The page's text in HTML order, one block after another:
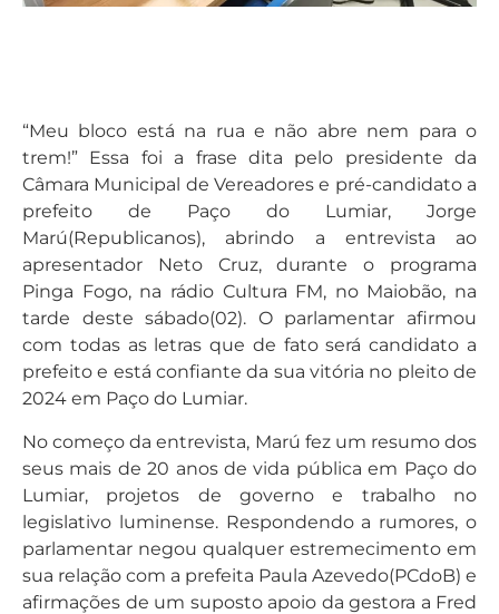
“Meu bloco está na rua e não abre nem para o
trem!” Essa foi a frase dita pelo presidente da
Câmara Municipal de Vereadores e pré-candidato a
prefeito de Paço do Lumiar, Jorge
Marú(Republicanos), abrindo a entrevista ao
apresentador Neto Cruz, durante o programa
Pinga Fogo, na rádio Cultura FM, no Maiobão, na
tarde deste sábado(02). O parlamentar afirmou
com todas as letras que de fato será candidato a
prefeito e está confiante da sua vitória no pleito de
2024 em Paço do Lumiar.
No começo da entrevista, Marú fez um resumo dos
seus mais de 20 anos de vida pública em Paço do
Lumiar, projetos de governo e trabalho no
legislativo luminense. Respondendo a rumores, o
parlamentar negou qualquer estremecimento em
sua relação com a prefeita Paula Azevedo(PCdoB) e
afirmações de um suposto apoio da gestora a Fred